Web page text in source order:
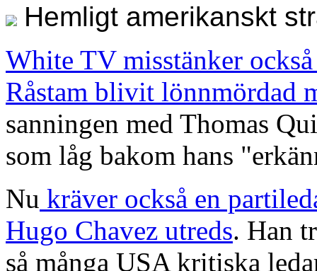
Hemligt amerikanskt
White TV misstänker
Råstam blivit lönnmördad
sanningen med Thomas
som låg bakom hans
Nu kräver också en
Hugo Chavez utreds. Han
så många USA kritiska